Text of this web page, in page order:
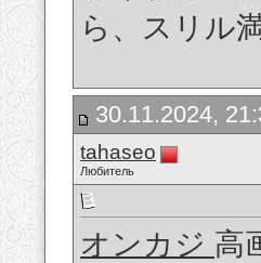
ら、スリル
30.11.2024,
tahaseo
Любитель
オンカジ 高